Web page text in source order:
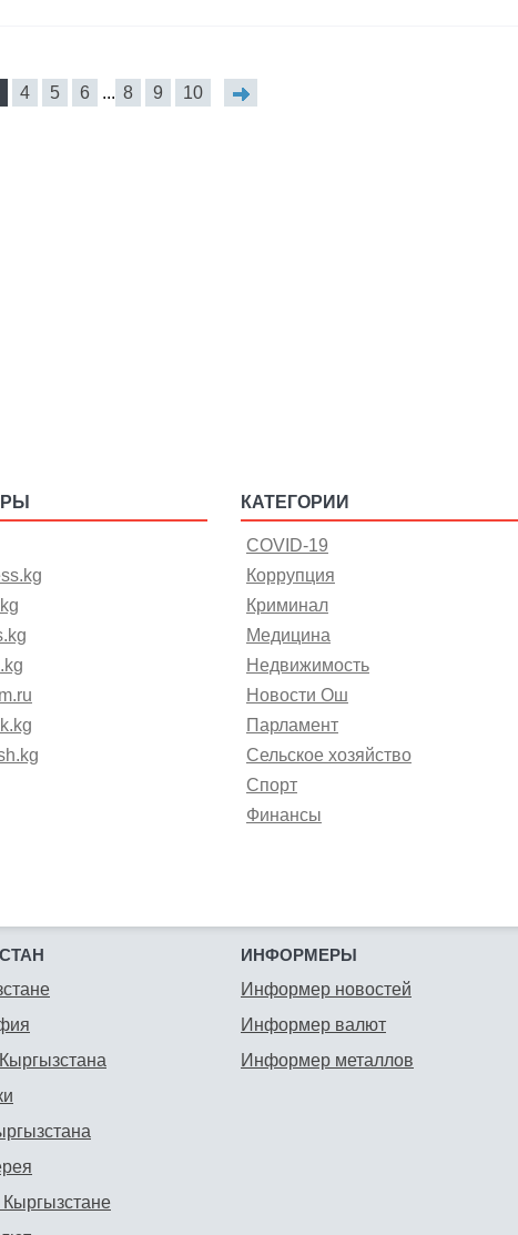
4 5 6 ... 8 9 10
КАТЕГОРИИ
COVID-19
Коррупция
Криминал
Медицина
Недвижимость
Новости Ош
Парламент
Сельское хозяйство
Спорт
Финансы
ИНФОРМЕРЫ
Информер новостей
Информер валют
Информер металлов